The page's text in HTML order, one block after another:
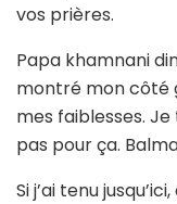
vos prières.
Papa khamnani
montré mon côté
mes faiblesses.
pas pour ça.
Si j’ai tenu